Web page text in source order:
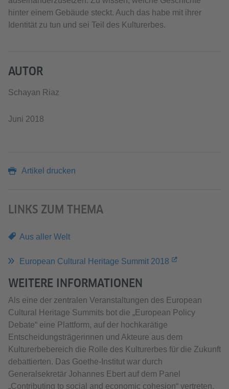
hinter einem Gebäude steckt. Auch das habe mit ihrer
Identität zu tun und sei Teil des Kulturerbes.
AUTOR
Schayan Riaz
Juni 2018
Artikel drucken
LINKS ZUM THEMA
Aus aller Welt
European Cultural Heritage Summit 2018
WEITERE INFORMATIONEN
Als eine der zentralen Veranstaltungen des European
Cultural Heritage Summits bot die „European Policy
Debate“ eine Plattform, auf der hochkarätige
Entscheidungsträgerinnen und Akteure aus dem
Kulturerbebereich die Rolle des Kulturerbes für die Zukunft
debattierten. Das Goethe-Institut war durch
Generalsekretär Johannes Ebert auf dem Panel
„Contributing to social and economic cohesion“ vertreten.